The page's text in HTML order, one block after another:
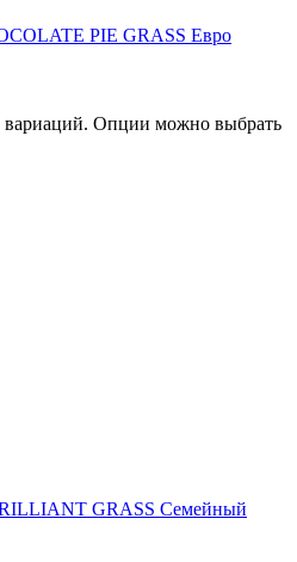
PIE GRASS Евро
вариаций. Опции можно выбрать
GRASS Семейный